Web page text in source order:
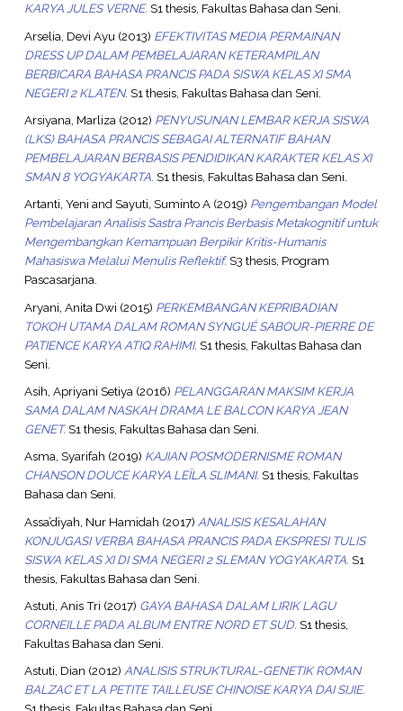
KARYA JULES VERNE. S1 thesis, Fakultas Bahasa dan Seni.
Arselia, Devi Ayu (2013) EFEKTIVITAS MEDIA PERMAINAN
DRESS UP DALAM PEMBELAJARAN KETERAMPILAN
BERBICARA BAHASA PRANCIS PADA SISWA KELAS XI SMA
NEGERI 2 KLATEN. S1 thesis, Fakultas Bahasa dan Seni.
Arsiyana, Marliza (2012) PENYUSUNAN LEMBAR KERJA SISWA
(LKS) BAHASA PRANCIS SEBAGAI ALTERNATIF BAHAN
PEMBELAJARAN BERBASIS PENDIDIKAN KARAKTER KELAS XI
SMAN 8 YOGYAKARTA. S1 thesis, Fakultas Bahasa dan Seni.
Artanti, Yeni andSayuti, Suminto A(2019) Pengembangan Model
Pembelajaran Analisis Sastra Prancis Berbasis Metakognitif untuk
Mengembangkan Kemampuan Berpikir Kritis-Humanis
Mahasiswa Melalui Menulis Reflektif.S3 thesis, Program
Pascasarjana.
Aryani, Anita Dwi (2015) PERKEMBANGAN KEPRIBADIAN
TOKOH UTAMA DALAM ROMAN SYNGUÉ SABOUR-PIERRE DE
PATIENCE KARYA ATIQ RAHIMI. S1 thesis, Fakultas Bahasa dan
Seni.
Asih, Apriyani Setiya (2016) PELANGGARAN MAKSIM KERJA
SAMA DALAM NASKAH DRAMA LE BALCON KARYA JEAN
GENET.S1 thesis, Fakultas Bahasa dan Seni.
Asma, Syarifah (2019) KAJIAN POSMODERNISME ROMAN
CHANSON DOUCE KARYA LEÏLA SLIMANI. S1 thesis, Fakultas
Bahasa dan Seni.
Assa’diyah, Nur Hamidah (2017) ANALISIS KESALAHAN
KONJUGASI VERBA BAHASA PRANCIS PADA EKSPRESI TULIS
SISWA KELAS XI DI SMA NEGERI 2 SLEMAN YOGYAKARTA. S1
thesis, Fakultas Bahasa dan Seni.
Astuti, Anis Tri (2017) GAYA BAHASA DALAM LIRIK LAGU
CORNEILLE PADA ALBUM ENTRE NORD ET SUD. S1 thesis,
Fakultas Bahasa dan Seni.
Astuti, Dian (2012) ANALISIS STRUKTURAL-GENETIK ROMAN
BALZAC ET LA PETITE TAILLEUSE CHINOISE KARYA DAI SIJIE.